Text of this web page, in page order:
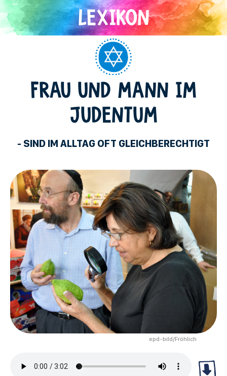
Direkt
zum
Inhalt
FRAU UND MANN IM
JUDENTUM
- SIND IM ALLTAG OFT GLEICHBERECHTIGT
epd-bild/Fröhlich